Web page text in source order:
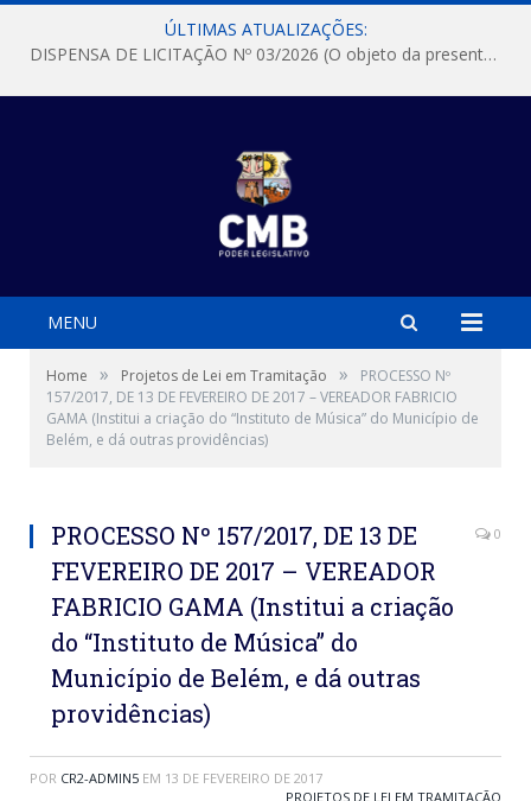
ÚLTIMAS ATUALIZAÇÕES:
DISPENSA DE LICITAÇÃO Nº 03/2026 (O objeto da presente dispensa é a escolha da proposta mais vantajosa para a aquisição, de aparelhos de ar condicionado, tipo Split, com material de instalação e fogão industrial, conforme condições, quantidades e exigências estabelecidas no termo de referencia e neste aviso de contratação direta e seus anexos)
MENU
Home » Projetos de Lei em Tramitação »
PROCESSO Nº
157/2017, DE 13 DE FEVEREIRO DE 2017 – VEREADOR FABRICIO
GAMA (Institui a criação do “Instituto de Música” do Município de
Belém, e dá outras providências)
PROCESSO Nº 157/2017, DE 13 DE
FEVEREIRO DE 2017 – VEREADOR
FABRICIO GAMA (Institui a criação
do “Instituto de Música” do
Município de Belém, e dá outras
providências)
0
POR CR2-ADMIN5 EM 13 DE FEVEREIRO DE 2017
PROJETOS DE LEI EM TRAMITAÇÃO